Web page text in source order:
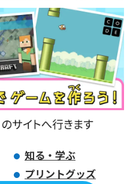
知る・学ぶ
プリントグッズ